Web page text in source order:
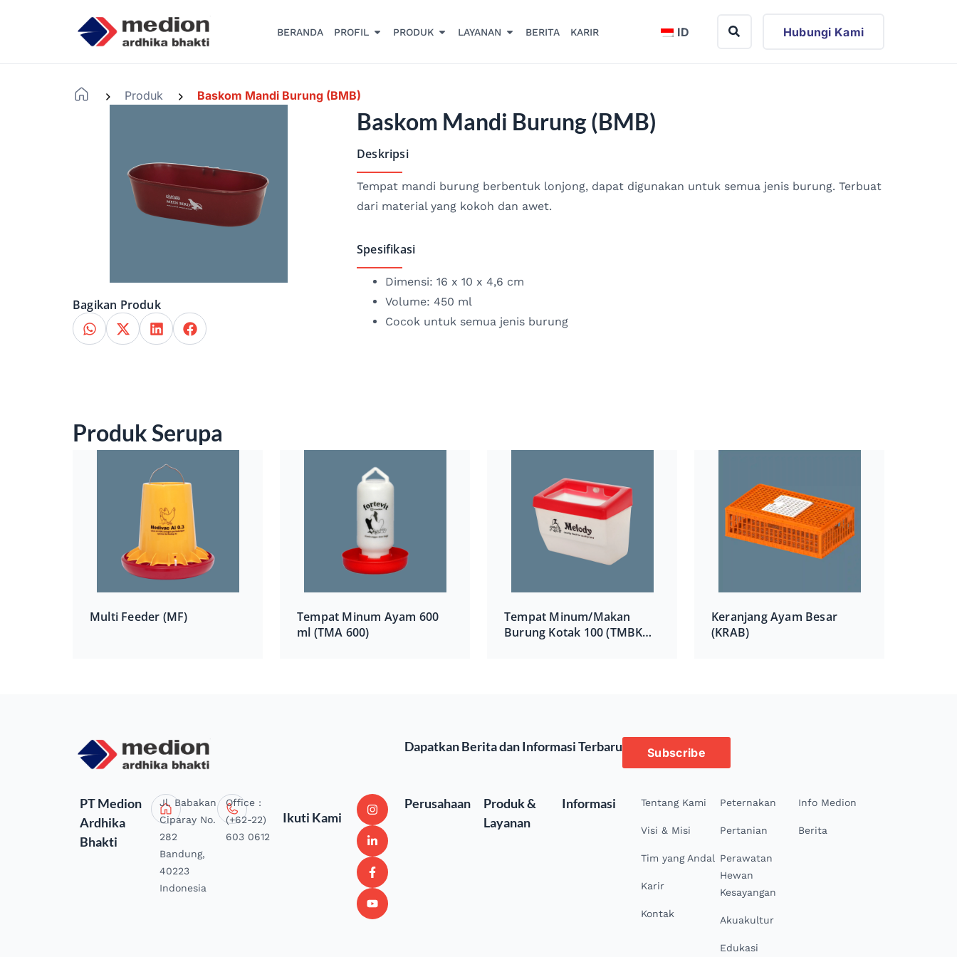
BERANDA PROFIL PRODUK LAYANAN BERITA KARIR ID Hubungi Kami
Produk Baskom Mandi Burung (BMB)
Bagikan Produk
Baskom Mandi Burung (BMB)
Deskripsi
Tempat mandi burung berbentuk lonjong, dapat digunakan untuk semua jenis burung. Terbuat
dari material yang kokoh dan awet.
Spesifikasi
Dimensi: 16 x 10 x 4,6 cm
Volume: 450 ml
Cocok untuk semua jenis burung
Produk Serupa
Multi Feeder (MF)
Tempat Minum Ayam 600
ml (TMA 600)
Tempat Minum/Makan
Burung Kotak 100 (TMBK
Keranjang Ayam Besar
(KRAB)
Dapatkan Berita dan Informasi Terbaru Subscribe
PT Medion
Ardhika
Bhakti
Jl. Babakan
Ciparay No.
282
Bandung,
40223
Indonesia
Office :
(+62-22)
603 0612
Ikuti Kami
Perusahaan
Produk &
Layanan
Informasi Tentang Kami
Visi & Misi
Tim yang Andal
Karir
Kontak
Peternakan
Pertanian
Perawatan
Hewan
Kesayangan
Akuakultur
Edukasi
Info Medion
Berita